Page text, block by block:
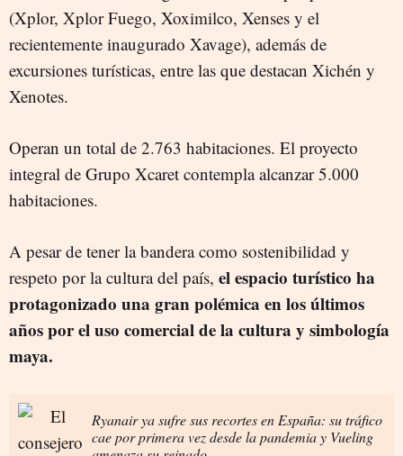
(Xplor, Xplor Fuego, Xoximilco, Xenses y el
recientemente inaugurado Xavage), además de
excursiones turísticas, entre las que destacan Xichén y
Xenotes.
Operan un total de 2.763 habitaciones. El proyecto
integral de Grupo Xcaret contempla alcanzar 5.000
habitaciones.
A pesar de tener la bandera como sostenibilidad y
respeto por la cultura del país, el espacio turístico ha
protagonizado una gran polémica en los últimos
años por el uso comercial de la cultura y simbología
maya.
Ryanair ya sufre sus recortes en España: su tráfico
cae por primera vez desde la pandemia y Vueling